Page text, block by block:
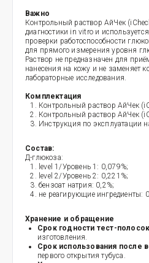
Важно
Контрольный раствор АйЧек
диагностики in vitro и
проверки работоспособности
для прямого измерения уровня
Раствор не предназначен для
нанесения на кожу и не заменяет
лабораторные исследования.
Комплектация
Контрольный раствор АйЧек
Контрольный раствор АйЧек
Инструкция по эксплуатации
Состав:
Д-глюкоза:
level 1/Уровень 1: 0,079%;
level 2/Уровень 2: 0,221%;
бензоат натрия: 0,2%;
не реагирующие ингредиенты:
Хранение и обращение
Срок годности тест-
изготовления.
Срок использования после
первого открытия тубуса.